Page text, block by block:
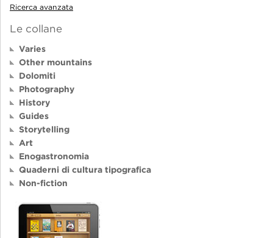
Ricerca avanzata
Le collane
Varies
Other mountains
Dolomiti
Photography
History
Guides
Storytelling
Art
Enogastronomia
Quaderni di cultura tipografica
Non-fiction